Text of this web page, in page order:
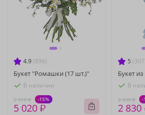
4.9 (896)
Букет "Ромашки (17 шт.)"
В наличии
5 910 ₽ -15%
5 020 ₽
5
Букет
В
3 330 ₽ -
2 830